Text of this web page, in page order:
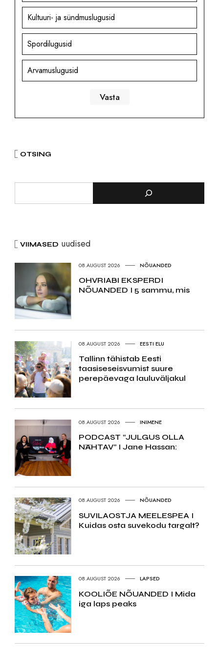
Kultuuri- ja sündmuslugusid
Spordilugusid
Arvamuslugusid
OTSING
VIIMASED uudised
08.AUGUST 2026 NÕUANDED
OHVRIABI EKSPERDI
NÕUANDED I 5 sammu, mis
08.AUGUST 2026 EESTI ELU
Tallinn tähistab Eesti
taasiseseisvumist suure
perepäevaga lauluväljakul
08.AUGUST 2026 INIMENE
PODCAST “JULGUS OLLA
NÄHTAV” I Jane Hassan:
08.AUGUST 2026 NÕUANDED
SUVILAOSTJA MEELESPEA I
Kuidas osta suvekodu targalt?
08.AUGUST 2026 LAPSED
KOOLIÕE NÕUANDED I Mida
iga laps peaks